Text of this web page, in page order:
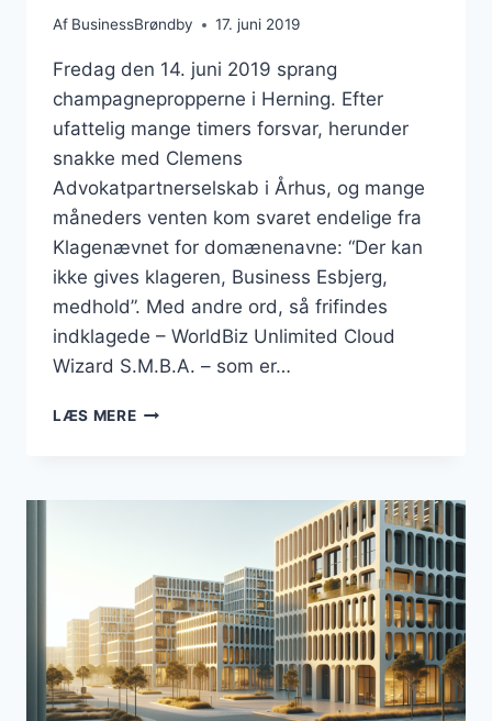
Af BusinessBrøndby 17. juni 2019
Fredag den 14. juni 2019 sprang
champagnepropperne i Herning. Efter
ufattelig mange timers forsvar, herunder
snakke med Clemens
Advokatpartnerselskab i Århus, og mange
måneders venten kom svaret endelige fra
Klagenævnet for domænenavne: “Der kan
ikke gives klageren, Business Esbjerg,
medhold”. Med andre ord, så frifindes
indklagede – WorldBiz Unlimited Cloud
Wizard S.M.B.A. – som er…
LÆS MEREDOMÆNET
DEL
DANMARKSBUSINESS